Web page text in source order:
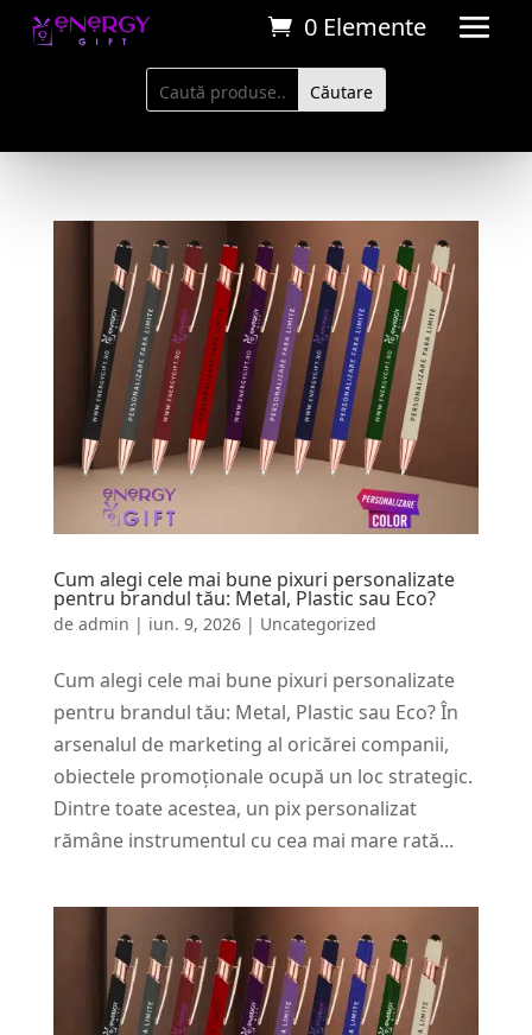
0 Elemente
Cum alegi cele mai bune pixuri personalizate
pentru brandul tău: Metal, Plastic sau Eco?
de admin | iun. 9, 2026| Uncategorized
Cum alegi cele mai bune pixuri personalizate
pentru brandul tău: Metal, Plastic sau Eco? În
arsenalul de marketing al oricărei companii,
obiectele promoționale ocupă un loc strategic.
Dintre toate acestea, un pix personalizat
rămâne instrumentul cu cea mai mare rată...